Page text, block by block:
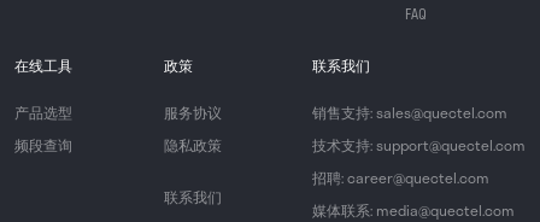
FAQ
在线工具
产品选型
频段查询
政策
服务协议
隐私政策
联系我们
联系我们
销售支持: sales@quectel.com
技术支持: support@quectel.com
招聘: career@quectel.com
媒体联系: media@quectel.com